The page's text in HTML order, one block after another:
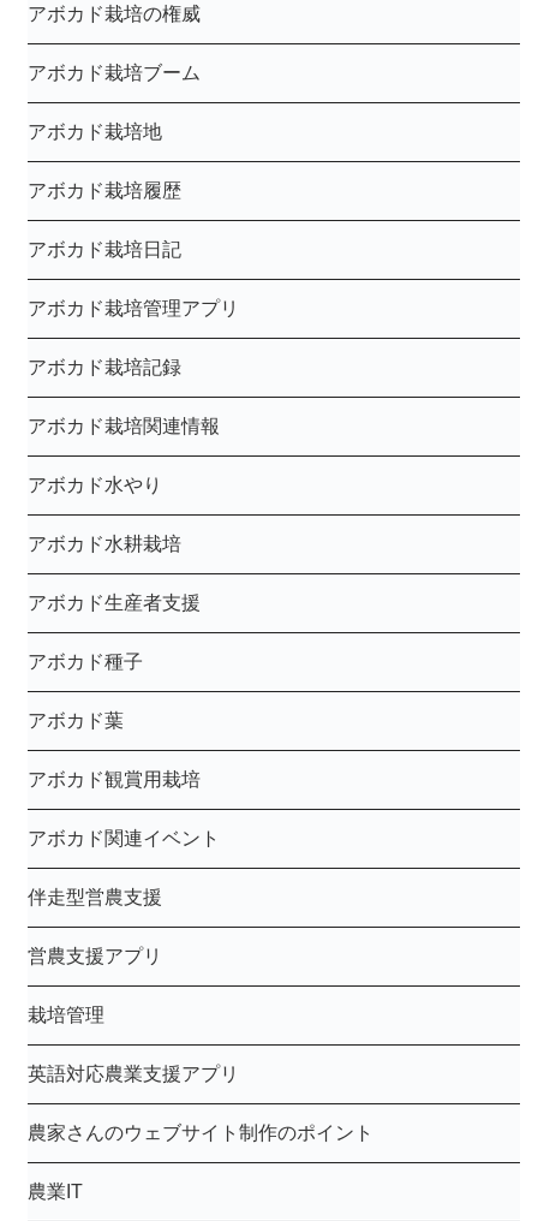
アボカド栽培の権威
アボカド栽培ブーム
アボカド栽培地
アボカド栽培履歴
アボカド栽培日記
アボカド栽培管理アプリ
アボカド栽培記録
アボカド栽培関連情報
アボカド水やり
アボカド水耕栽培
アボカド生産者支援
アボカド種子
アボカド葉
アボカド観賞用栽培
アボカド関連イベント
伴走型営農支援
営農支援アプリ
栽培管理
英語対応農業支援アプリ
農家さんのウェブサイト制作のポイント
農業IT